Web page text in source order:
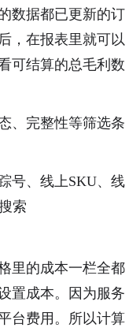
数据都已更新的订
，在报表里就可以
可结算的总毛利数
、完整性等筛选条
号、线上SKU、线
索
里的成本一栏全都
置成本。因为服务
台费用。所以计算